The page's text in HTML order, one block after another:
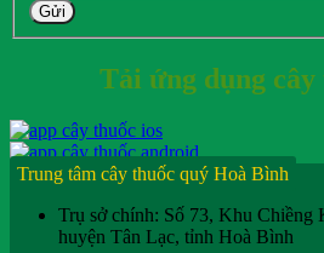
Gửi
Tải ứng dụng cây
Trung tâm cây thuốc quý Hoà Bình
Trụ sở chính: Số 73, Khu
huyện Tân Lạc, tỉnh Hoà Bình